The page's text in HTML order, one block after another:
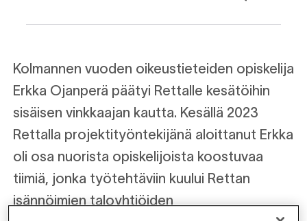
Kolmannen vuoden oikeustieteiden opiskelija
Erkka Ojanperä päätyi Rettalle kesätöihin
sisäisen vinkkaajan kautta. Kesällä 2023
Rettalla projektityöntekijänä aloittanut Erkka
oli osa nuorista opiskelijoista koostuvaa
tiimiä, jonka työtehtäviin kuului Rettan
isännöimien taloyhtiöiden